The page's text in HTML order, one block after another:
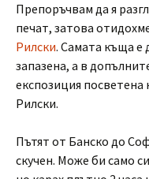
Препоръчвам да я
печат, затова
Рилски. Самата къща е
запазена, а в
експозиция
Рилски.
Пътят от Банско до
скучен. Може би само